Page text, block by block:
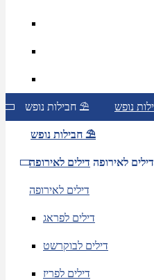
חבילות נופש ⛱
חבילות נופש ⛱
דילים לאירופה דילים לאירופה
דילים לאירופה
דילים לפראג
דילים לבוקרשט
דילים לפריז